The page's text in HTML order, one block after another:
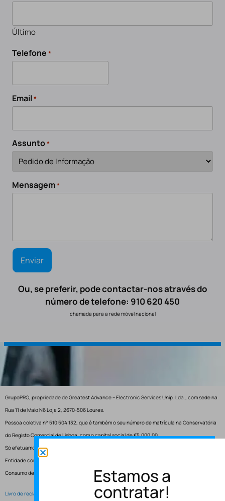
Último
Telefone *
Email*
Assunto*
Mensagem*
Ou, se preferir, pode contactar-nos através do
número de telefone: 910 620 450
chamada para a rede móvel nacional
GrupoPRO, propriedade de Greatest Advance – Electronic Services Unip. Lda., com sede na
Rua 11 de Maio N6 Loja 2, 2670-506 Loures.
Pessoa coletiva n° 510 504 132, que é também o seu número de matrícula na Conservatória
do Registo Comercial de Lisboa, com o capital social de €5.000,00.
Só efetuamos entregas em Portugal.
Entidade competente para resolução de conflitos – Centro de Arbitragem de Conflitos de
Consumo de Lisboa.
Livro de reclamações electrónico
Estamos a
contratar!